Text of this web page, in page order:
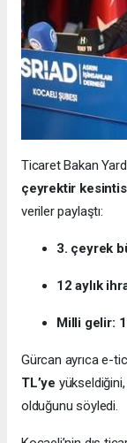
Ticaret Bakan
çeyrektir
veriler paylaştı:
3. çeyrek
12 aylık
Milli gelir:
Gürcan ayrıca e-
TL’ye
olduğunu söyledi.